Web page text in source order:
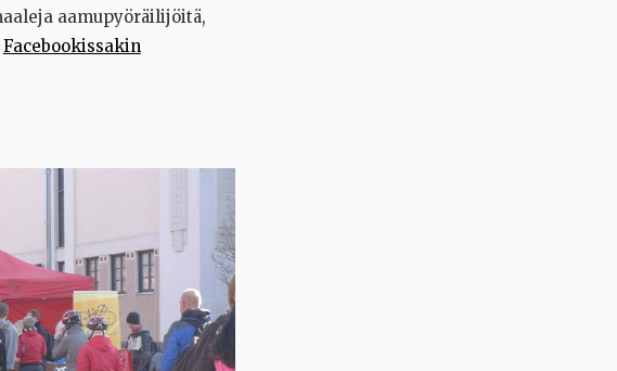
aamupyöräilijöitä,
Facebookissakin